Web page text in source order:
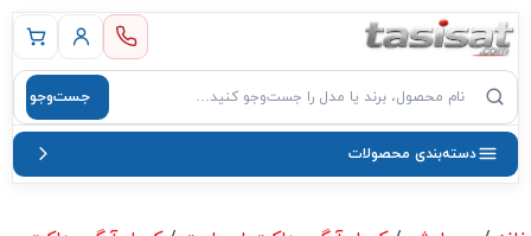
اصلی
جست‌وجو
دسته‌بندی محصولات